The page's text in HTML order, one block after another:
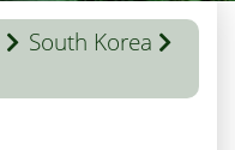
South Korea